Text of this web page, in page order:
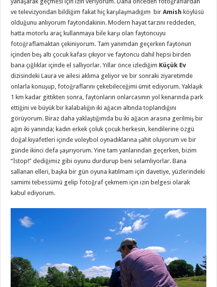
ve televizyondan bildiğim fakat hiç karşılaşmadığım birAmish köylüsü
olduğunu anlıyorum faytondakinin. Modern hayat tarzını reddeden,
hatta motorlu araç kullanmaya bile karşı olan faytoncuyu
fotoğraflamaktan çekiniyorum. Tam yanımdan geçerken faytonun
içinden beş altı çocuk kafası çıkıyor ve faytoncu dahil hepsi birden
bana çığlıklar içinde el sallıyorlar. Yıllar önce izlediğim Küçük Ev
dizisindeki Laura ve ailesi aklıma geliyor ve bir sonraki ziyaretimde
onlarla konuşup, fotoğraflarını çekebileceğimi ümit ediyorum. Yaklaşık
1 km kadar gittikten sonra, faytonların onlarcasının yol kenarında park
ettiğini ve büyük bir kalabalığın iki ağacın altında toplandığını
görüyorum. Biraz daha yaklaştığımda bu iki ağacın arasına gerilmiş bir
ağın iki yanında; kadın erkek çoluk çocuk herkesin, kendilerine özgü
doğal kıyafetleri içinde voleybol oynadıklarına şahit oluyorum ve bir
günde ikinci defa şaşırıyorum. Yine tam yanlarından geçerken, bizim
“İstop!” dediğimiz gibi oyunu durdurup beni selamlıyorlar. Bana
sallanan elleri, başka bir gün oyuna katılmam için davetiye, yüzlerindeki
samimi tebessümü gelip fotoğraf çekmem için izin belgesi olarak
kabul ediyorum.